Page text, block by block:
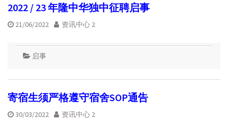
2022 / 23 年隆中华独中征聘启事
21/06/2022 资讯中心 2
启事
寄宿生须严格遵守宿舍SOP通告
30/03/2022 资讯中心 2